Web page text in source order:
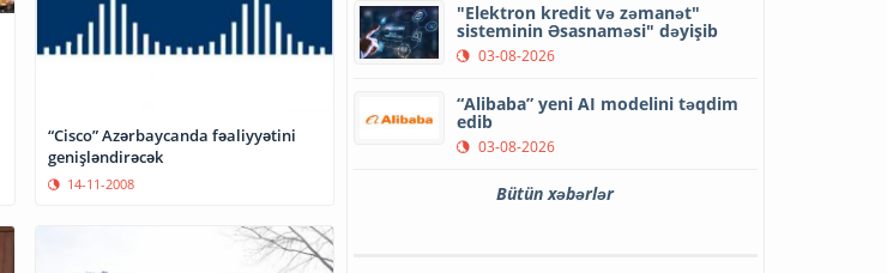
“Cisco” Azərbaycanda fəaliyyətini
genişləndirəcək
14-11-2008
"Elektron kredit və zəmanət"
sisteminin Əsasnaməsi" dəyişib
03-08-2026
“Alibaba” yeni AI modelini təqdim
edib
03-08-2026
Bütün xəbərlər